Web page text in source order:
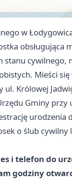
w
obsługująca
stanu cywilnego,
Mieści
ul. Królowej
Gminy przy
urodzenia
o ślub
i telefon do
godziny